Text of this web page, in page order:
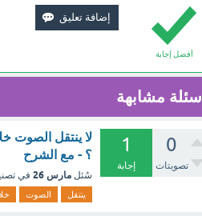
أفضل إجابة
أسئلة مشابهة
0
تصويتات
1
إجابة
لا ينتقل الصوت
؟ - مع الشرح
سُئل مارس 26 في
ينتقل الصوت